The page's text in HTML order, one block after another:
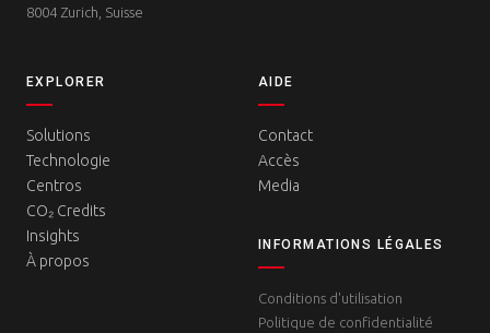
8004 Zurich, Suisse
EXPLORER
Solutions
Technologie
Centros
CO₂ Credits
Insights
À propos
AIDE
Contact
Accès
Media
INFORMATIONS LÉGALES
Conditions d'utilisation
Politique de confidentialité